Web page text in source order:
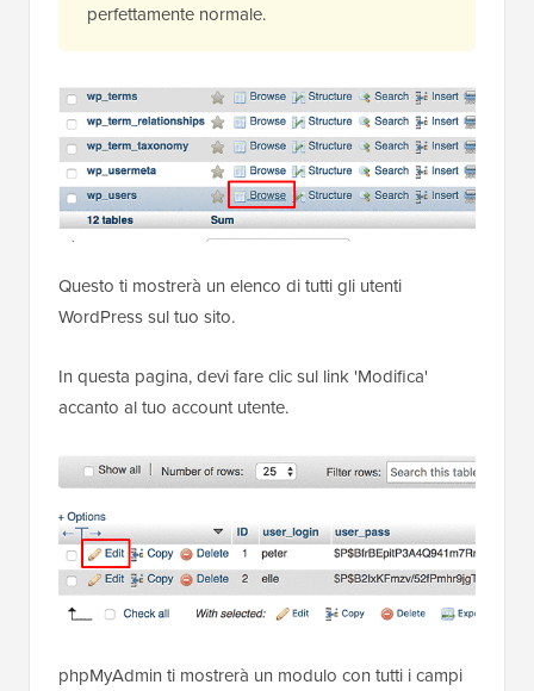
perfettamente normale.
Questo ti mostrerà un elenco di tutti gli utenti
WordPress sul tuo sito.
In questa pagina, devi fare clic sul link 'Modifica'
accanto al tuo account utente.
phpMyAdmin ti mostrerà un modulo con tutti i campi